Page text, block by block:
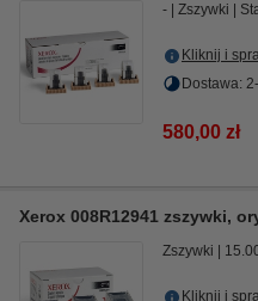
- Zszywki
Kliknij i
Dostawa:
580,00 zł
Xerox 008R12941 zszywki,
Zszywki
Kliknij i